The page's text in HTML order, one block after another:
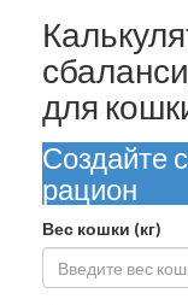
для
Создайте
рацион
Вес кошки (кг)